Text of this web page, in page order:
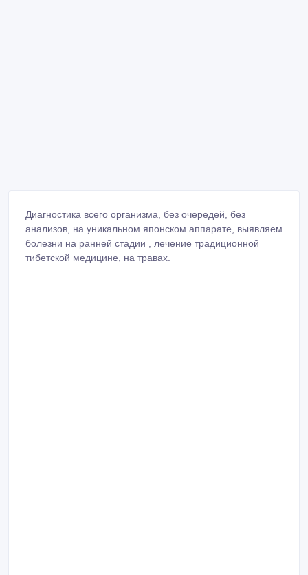
Диагностика всего организма, без очередей, без
анализов, на уникальном японском аппарате, выявляем
болезни на ранней стадии , лечение традиционной
тибетской медицине, на травах.